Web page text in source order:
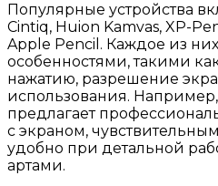
Популярные устройства
Cintiq, Huion Kamvas, XP-
Apple Pencil. Каждое из
особенностями, такими
нажатию, разрешение
использования.
предлагает
с экраном,
удобно при детальной
артами.